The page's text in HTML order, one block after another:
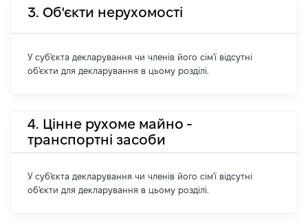
3. Об'єкти нерухомості
У суб'єкта декларування чи членів його сім'ї відсутні
об'єкти для декларування в цьому розділі.
4. Цінне рухоме майно -
транспортні засоби
У суб'єкта декларування чи членів його сім'ї відсутні
об'єкти для декларування в цьому розділі.